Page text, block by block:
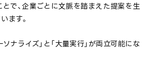
で、企業ごとに文脈を踏まえた提案を生
ます。
ソナライズ」と「大量実行」が両立可能にな